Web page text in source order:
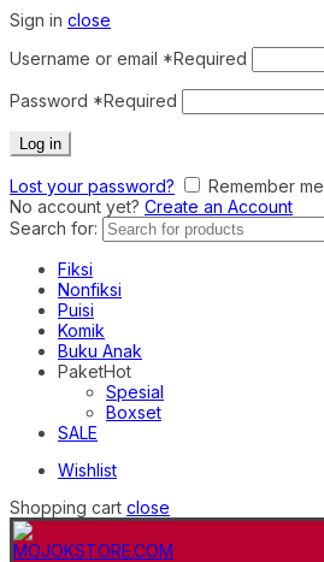
Sign in close
Username or email *Required
Password *Required
Log in
Lost your password?
Remember me
No account yet? Create an Account
Search for:
Fiksi
Nonfiksi
Puisi
Komik
Buku Anak
PaketHot
Spesial
Boxset
SALE
Wishlist
Shopping cart close